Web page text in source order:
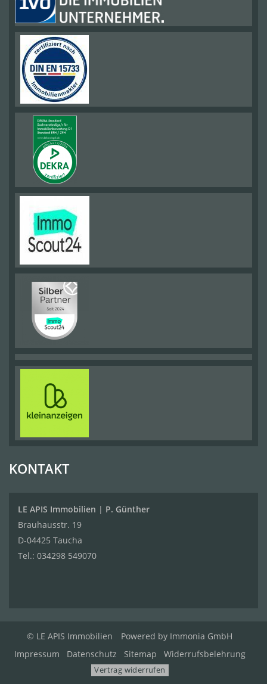
KONTAKT
LE APIS Immobilien | P. Günther
Brauhausstr. 19
D-04425 Taucha
Tel.: 034298 549070
© LE APIS Immobilien Powered by Immonia GmbH
Impressum
Datenschutz Sitemap Widerrufsbelehrung
Vertrag widerrufen